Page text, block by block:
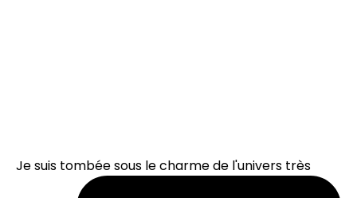
Je suis tombée sous le charme de l'univers très